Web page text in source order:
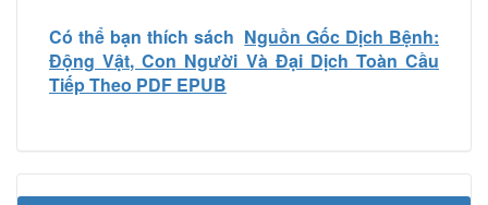
Có thể bạn thích sách Nguồn Gốc Dịch Bệnh:
Động Vật, Con Người Và Đại Dịch Toàn Cầu
Tiếp Theo PDF EPUB